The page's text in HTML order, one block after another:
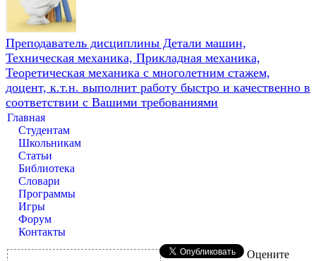
Преподаватель дисциплины Детали машин,
Техническая механика, Прикладная механика,
Теоретическая механика с многолетним стажем,
доцент, к.т.н. выполнит работу быстро и качественно в
соответствии с Вашими требованиями
Главная
Студентам
Школьникам
Статьи
Библиотека
Словари
Программы
Игры
Форум
Контакты
Оцените